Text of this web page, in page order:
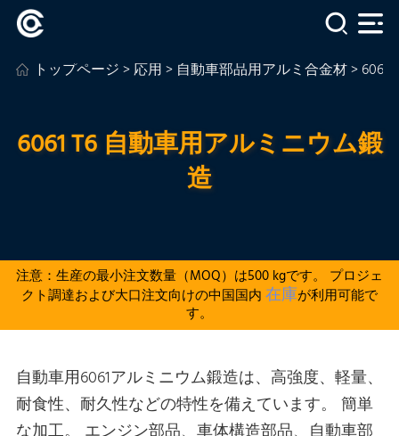
トップページ>応用> 自動車部品用アルミ合金材> 6061
6061 T6 自動車用アルミニウム鍛
造
注意：生産の最小注文数量（MOQ）は500 kgです。 プロジェ
クト調達および大口注文向けの中国国内 在庫が利用可能で
す。
自動車用6061アルミニウム鍛造は、高強度、軽量、
耐食性、耐久性などの特性を備えています。 簡単